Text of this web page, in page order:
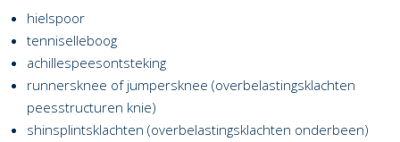
hielspoor
tenniselleboog
achillespeesontsteking
runnersknee of jumpersknee (overbelastingsklachten
peesstructuren knie)
shinsplintsklachten (overbelastingsklachten onderbeen)